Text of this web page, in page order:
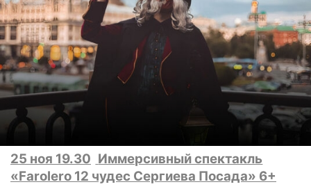
25 ноя 19.30 Иммерсивный спектакль
«Farolero 12 чудес Сергиева Посада» 6+